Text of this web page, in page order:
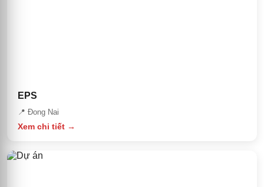
EPS
📍 Đong Nai
Xem chi tiết →